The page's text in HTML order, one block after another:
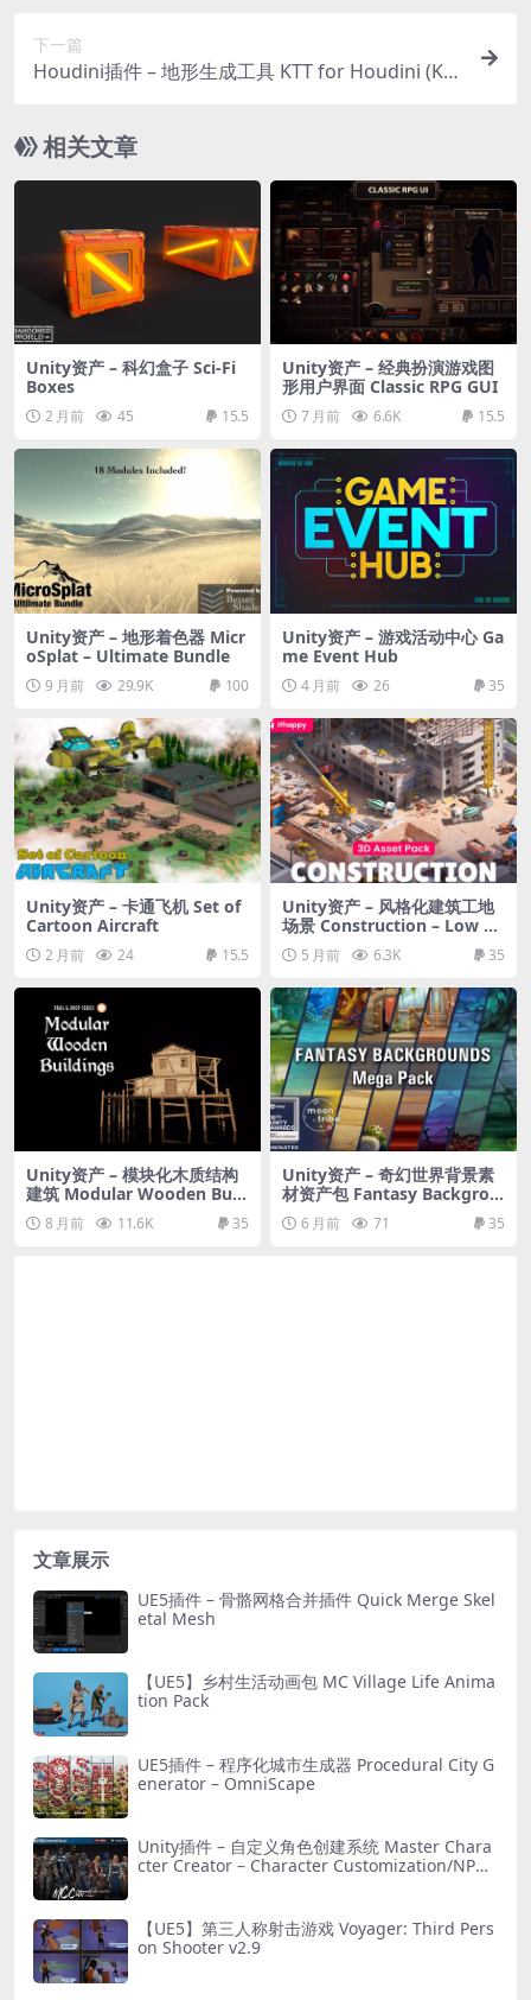
下一篇
Houdini插件 – 地形生成工具 KTT for Houdini (Kr
相关文章
Unity资产 – 科幻盒子 Sci-Fi
Boxes
2 月前 45 15.5
Unity资产 – 经典扮演游戏图
形用户界面 Classic RPG GUI
7 月前 6.6K 15.5
Unity资产 – 地形着色器 Micr
oSplat – Ultimate Bundle
9 月前 29.9K 100
Unity资产 – 游戏活动中心 Ga
me Event Hub
4 月前 26 35
Unity资产 – 卡通飞机 Set of
Cartoon Aircraft
2 月前 24 15.5
Unity资产 – 风格化建筑工地
场景 Construction – Low Po
ly 3D Models Pack
5 月前 6.3K 35
Unity资产 – 模块化木质结构
建筑 Modular Wooden Buil
dings (Modular House, Ho
uses, Modular Building)
8 月前 11.6K 35
Unity资产 – 奇幻世界背景素
材资产包 Fantasy Backgrou
nds Mega Pack
6 月前 71 35
文章展示
UE5插件 – 骨骼网格合并插件 Quick Merge Skel
etal Mesh
【UE5】乡村生活动画包 MC Village Life Anima
tion Pack
UE5插件 – 程序化城市生成器 Procedural City G
enerator – OmniScape
Unity插件 – 自定义角色创建系统 Master Chara
cter Creator – Character Customization/NPC
【UE5】第三人称射击游戏 Voyager: Third Pers
on Shooter v2.9